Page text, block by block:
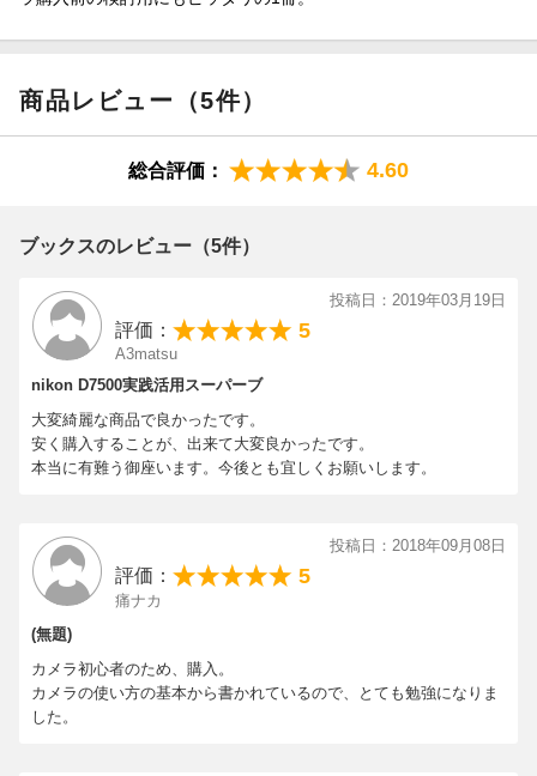
商品レビュー（5件）
総合評価： 4.60
ブックスのレビュー（5件）
投稿日：2019年03月19日
評価： 5
A3matsu
nikon D7500実践活用スーパーブ
大変綺麗な商品で良かったです。
安く購入することが、出来て大変良かったです。
本当に有難う御座います。今後とも宜しくお願いします。
投稿日：2018年09月08日
評価： 5
痛ナカ
(無題)
カメラ初心者のため、購入。
カメラの使い方の基本から書かれているので、とても勉強になりま
した。